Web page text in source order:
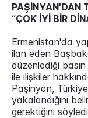
PAŞİNYAN'DAN
“ÇOK İYİ BİR
Ermenistan'da
ilan eden
düzenlediği
ile ilişkiler
Paşinyan,
yakalandığını
gerektiğini